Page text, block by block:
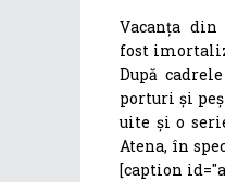
Vacanța din
fost
După
porturi și
uite și o
Atena, în
[caption